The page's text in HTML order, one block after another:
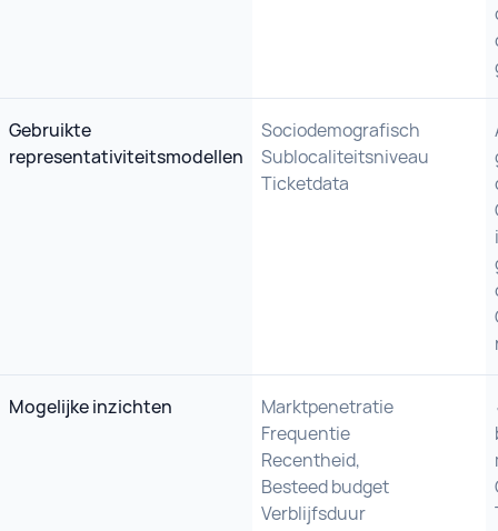
Gebruikte
representativiteitsmodellen
Sociodemografisch
Sublocaliteitsniveau
Ticketdata
Mogelijke inzichten
Marktpenetratie
Frequentie
Recentheid,
Besteed budget
Verblijfsduur